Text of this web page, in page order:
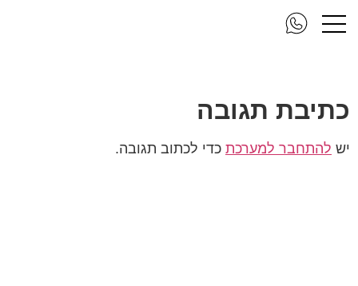
rcure new2
כתיבת תגובה
יש להתחבר למערכת כדי לכתוב תגובה.